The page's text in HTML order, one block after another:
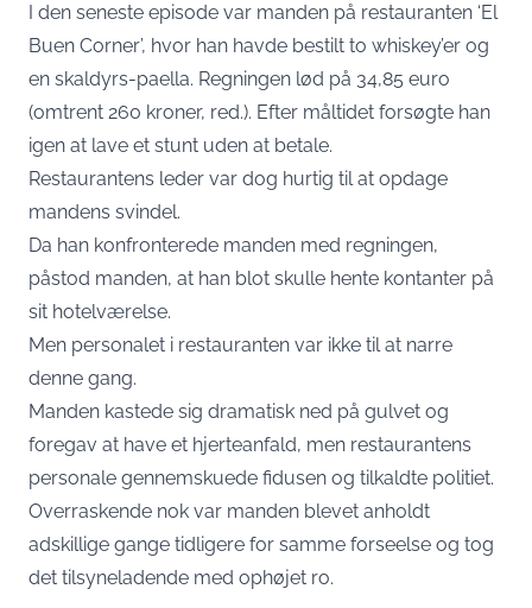
I den seneste episode var manden på restauranten ‘El
Buen Corner’, hvor han havde bestilt to whiskey’er og
en skaldyrs-paella. Regningen lød på 34,85 euro
(omtrent 260 kroner, red.). Efter måltidet forsøgte han
igen at lave et stunt uden at betale.
Restaurantens leder var dog hurtig til at opdage
mandens svindel.
Da han konfronterede manden med regningen,
påstod manden, at han blot skulle hente kontanter på
sit hotelværelse.
Men personalet i restauranten var ikke til at narre
denne gang.
Manden kastede sig dramatisk ned på gulvet og
foregav at have et hjerteanfald, men restaurantens
personale gennemskuede fidusen og tilkaldte politiet.
Overraskende nok var manden blevet anholdt
adskillige gange tidligere for samme forseelse og tog
det tilsyneladende med ophøjet ro.